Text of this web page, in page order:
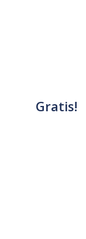
Gratis!